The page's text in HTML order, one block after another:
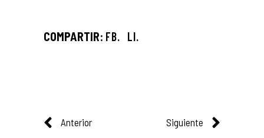
FB. LI.
Anterior Siguiente